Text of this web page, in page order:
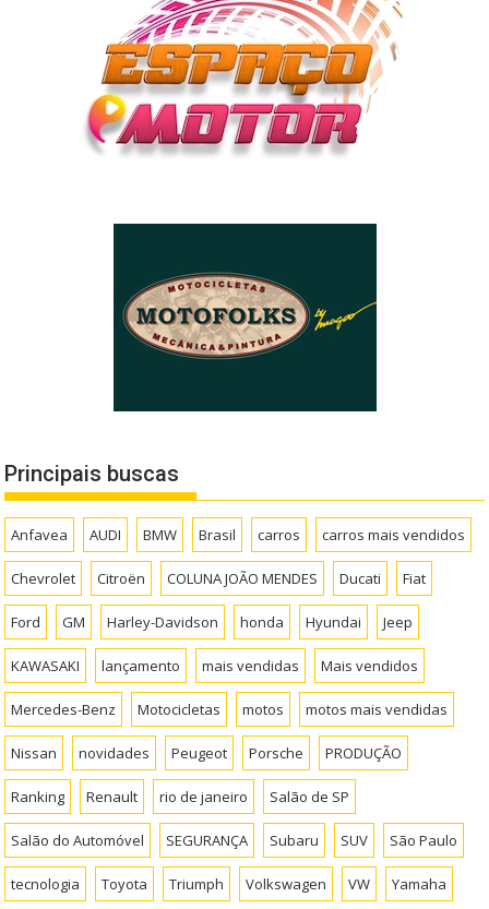
Principais buscas
Anfavea AUDI BMW Brasil carros carros mais vendidos
Chevrolet Citroën COLUNA JOÃO MENDES Ducati Fiat
Ford GM Harley-Davidson honda Hyundai Jeep
KAWASAKI lançamento mais vendidas Mais vendidos
Mercedes-Benz Motocicletas motos motos mais vendidas
Nissan novidades Peugeot Porsche PRODUÇÃO
Ranking Renault rio de janeiro Salão de SP
Salão do Automóvel SEGURANÇA Subaru SUV São Paulo
tecnologia Toyota Triumph Volkswagen VW Yamaha